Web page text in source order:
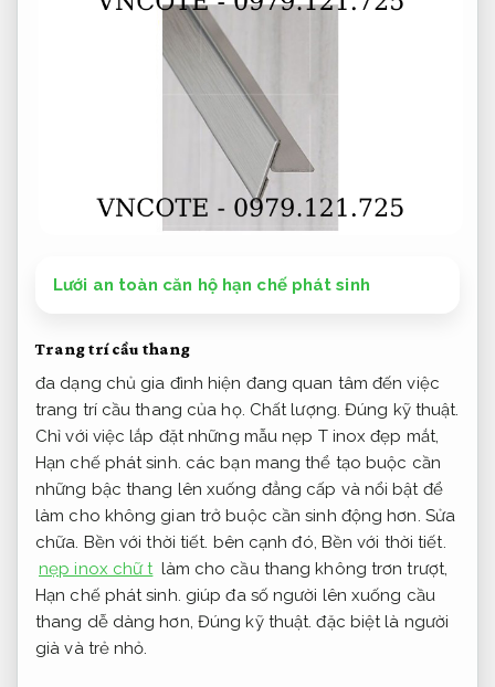
Lưới an toàn căn hộ hạn chế phát sinh
Trang trí cầu thang
đa dạng chủ gia đình hiện đang quan tâm đến việc
trang trí cầu thang của họ. Chất lượng. Đúng kỹ thuật.
Chỉ với việc lắp đặt những mẫu nẹp T inox đẹp mắt,
Hạn chế phát sinh. các bạn mang thể tạo buộc cần
những bậc thang lên xuống đẳng cấp và nổi bật để
làm cho không gian trở buộc cần sinh động hơn. Sửa
chữa. Bền với thời tiết. bên cạnh đó, Bền với thời tiết.
nẹp inox chữ t làm cho cầu thang không trơn trượt,
Hạn chế phát sinh. giúp đa số người lên xuống cầu
thang dễ dàng hơn, Đúng kỹ thuật. đặc biệt là người
già và trẻ nhỏ.